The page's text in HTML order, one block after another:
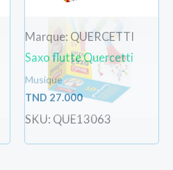
Marque: QUERCETTI
Saxo flutte Quercetti
Musique
TND 27.000
SKU: QUE13063